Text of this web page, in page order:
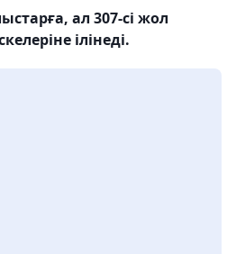
ал 307-сі жол
ілінеді.